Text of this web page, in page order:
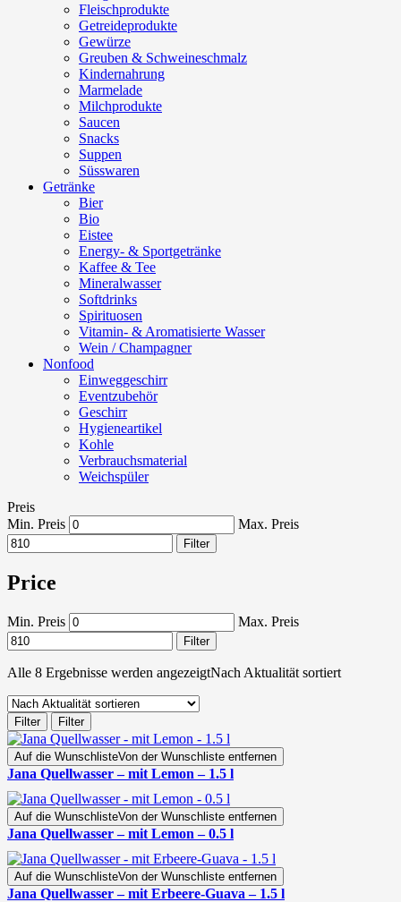
Fleischprodukte
Getreideprodukte
Gewürze
Greuben & Schweineschmalz
Kindernahrung
Marmelade
Milchprodukte
Saucen
Snacks
Suppen
Süsswaren
Getränke
Bier
Bio
Eistee
Energy- & Sportgetränke
Kaffee & Tee
Mineralwasser
Softdrinks
Spirituosen
Vitamin- & Aromatisierte Wasser
Wein / Champagner
Nonfood
Einweggeschirr
Eventzubehör
Geschirr
Hygieneartikel
Kohle
Verbrauchsmaterial
Weichspüler
Preis
Min. Preis
Max. Preis
Filter
Price
Min. Preis Max. Preis
Filter
Alle 8 Ergebnisse werden angezeigtNach Aktualität sortiert
Filter Filter
Auf die WunschlisteVon der Wunschliste entfernen
Jana Quellwasser – mit Lemon – 1.5 l
Auf die WunschlisteVon der Wunschliste entfernen
Jana Quellwasser – mit Lemon – 0.5 l
Auf die WunschlisteVon der Wunschliste entfernen
Jana Quellwasser – mit Erbeere-Guava – 1.5 l